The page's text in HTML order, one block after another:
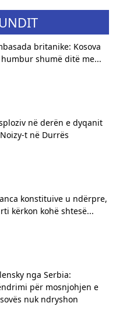
britanike: Kosova
humbur shumë ditë me...
në derën e dyqanit
t në Durrës
konstituive u ndërpre,
kërkon kohë shtesë...
nga Serbia:
për mosnjohjen e
nuk ndryshon